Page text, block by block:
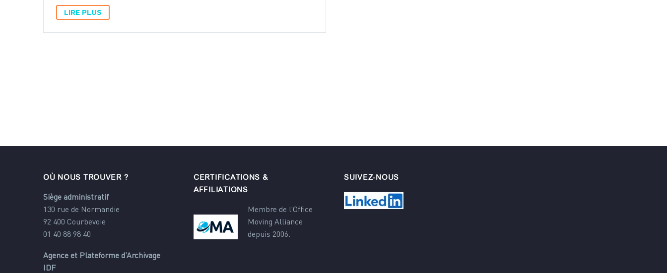
LIRE PLUS
OÙ NOUS TROUVER ?
Siège administratif
130 rue de Normandie
92 400 Courbevoie
01 40 88 98 40
Agence et Plateforme d’Archivage
IDF
CERTIFICATIONS &
AFFILIATIONS
Membre de l’Office
Moving Alliance
depuis 2006.
SUIVEZ-NOUS